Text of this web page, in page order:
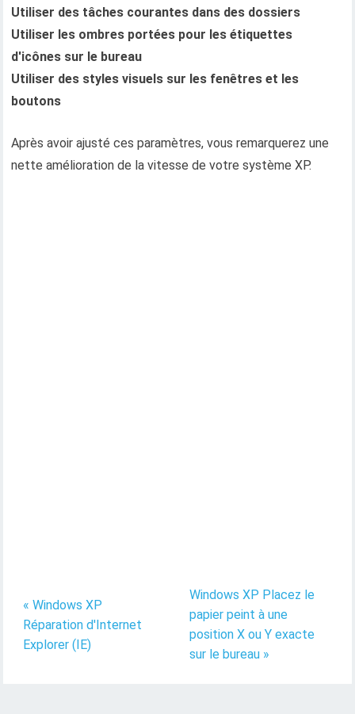
Utiliser des tâches courantes dans des dossiers
Utiliser les ombres portées pour les étiquettes
d'icônes sur le bureau
Utiliser des styles visuels sur les fenêtres et les
boutons
Après avoir ajusté ces paramètres, vous remarquerez une
nette amélioration de la vitesse de votre système XP.
« Windows XP
Réparation d'Internet
Explorer (IE)
Windows XP Placez le
papier peint à une
position X ou Y exacte
sur le bureau »